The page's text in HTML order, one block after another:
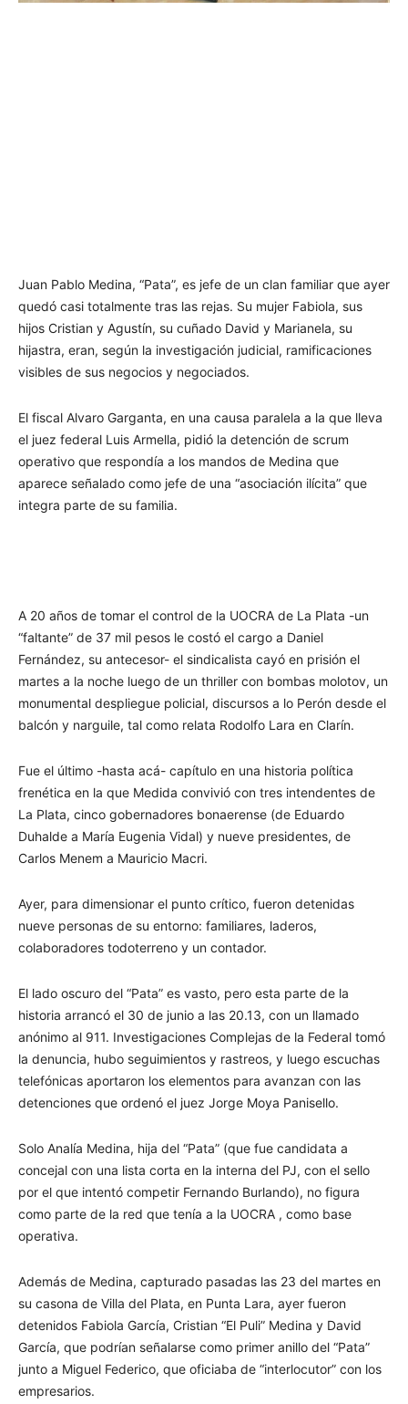
Juan Pablo Medina, “Pata”, es jefe de un clan familiar que ayer
quedó casi totalmente tras las rejas. Su mujer Fabiola, sus
hijos Cristian y Agustín, su cuñado David y Marianela, su
hijastra, eran, según la investigación judicial, ramificaciones
visibles de sus negocios y negociados.
El fiscal​ Alvaro Garganta, en una causa paralela a la que lleva
el juez federal Luis Armella, pidió la detención de scrum
operativo que respondía a los mandos de Medina que
aparece señalado como jefe de una “asociación ilícita” que
integra parte de su familia.
A 20 años de tomar el control de la UOCRA de La Plata -un
“faltante” de 37 mil pesos le costó el cargo a Daniel
Fernández, su antecesor- el sindicalista cayó en prisión el
martes a la noche luego de un thriller con bombas molotov, un
monumental despliegue policial, discursos a lo Perón desde el
balcón y narguile, tal como relata Rodolfo Lara en Clarín.
Fue el último -hasta acá- capítulo en una historia política
frenética en la que Medida convivió con tres intendentes de
La Plata, cinco gobernadores bonaerense (de Eduardo
Duhalde a María Eugenia Vidal) y nueve presidentes, de
Carlos Menem a Mauricio Macri.
Ayer, para dimensionar el punto crítico, fueron detenidas
nueve personas de su entorno: familiares, laderos,
colaboradores todoterreno y un contador.
El lado oscuro del “Pata” es vasto, pero esta parte de la
historia arrancó el 30 de junio a las 20.13, con un llamado
anónimo al 911. Investigaciones Complejas de la Federal tomó
la denuncia, hubo seguimientos y rastreos, y luego escuchas
telefónicas aportaron los elementos para avanzan con las
detenciones que ordenó el juez Jorge Moya Panisello.
Solo Analía Medina, hija del “Pata” (que fue candidata a
concejal con una lista corta en la interna del PJ, con el sello
por el que intentó competir Fernando Burlando), no figura
como parte de la red que tenía a la UOCRA , como base
operativa.
​Además de Medina, capturado pasadas las 23 del martes en
su casona de Villa del Plata, en Punta Lara, ayer fueron
detenidos Fabiola García, Cristian “El Puli” Medina y David
García, que podrían señalarse como primer anillo del “Pata”
junto a Miguel Federico, que oficiaba de “interlocutor” con los
empresarios.